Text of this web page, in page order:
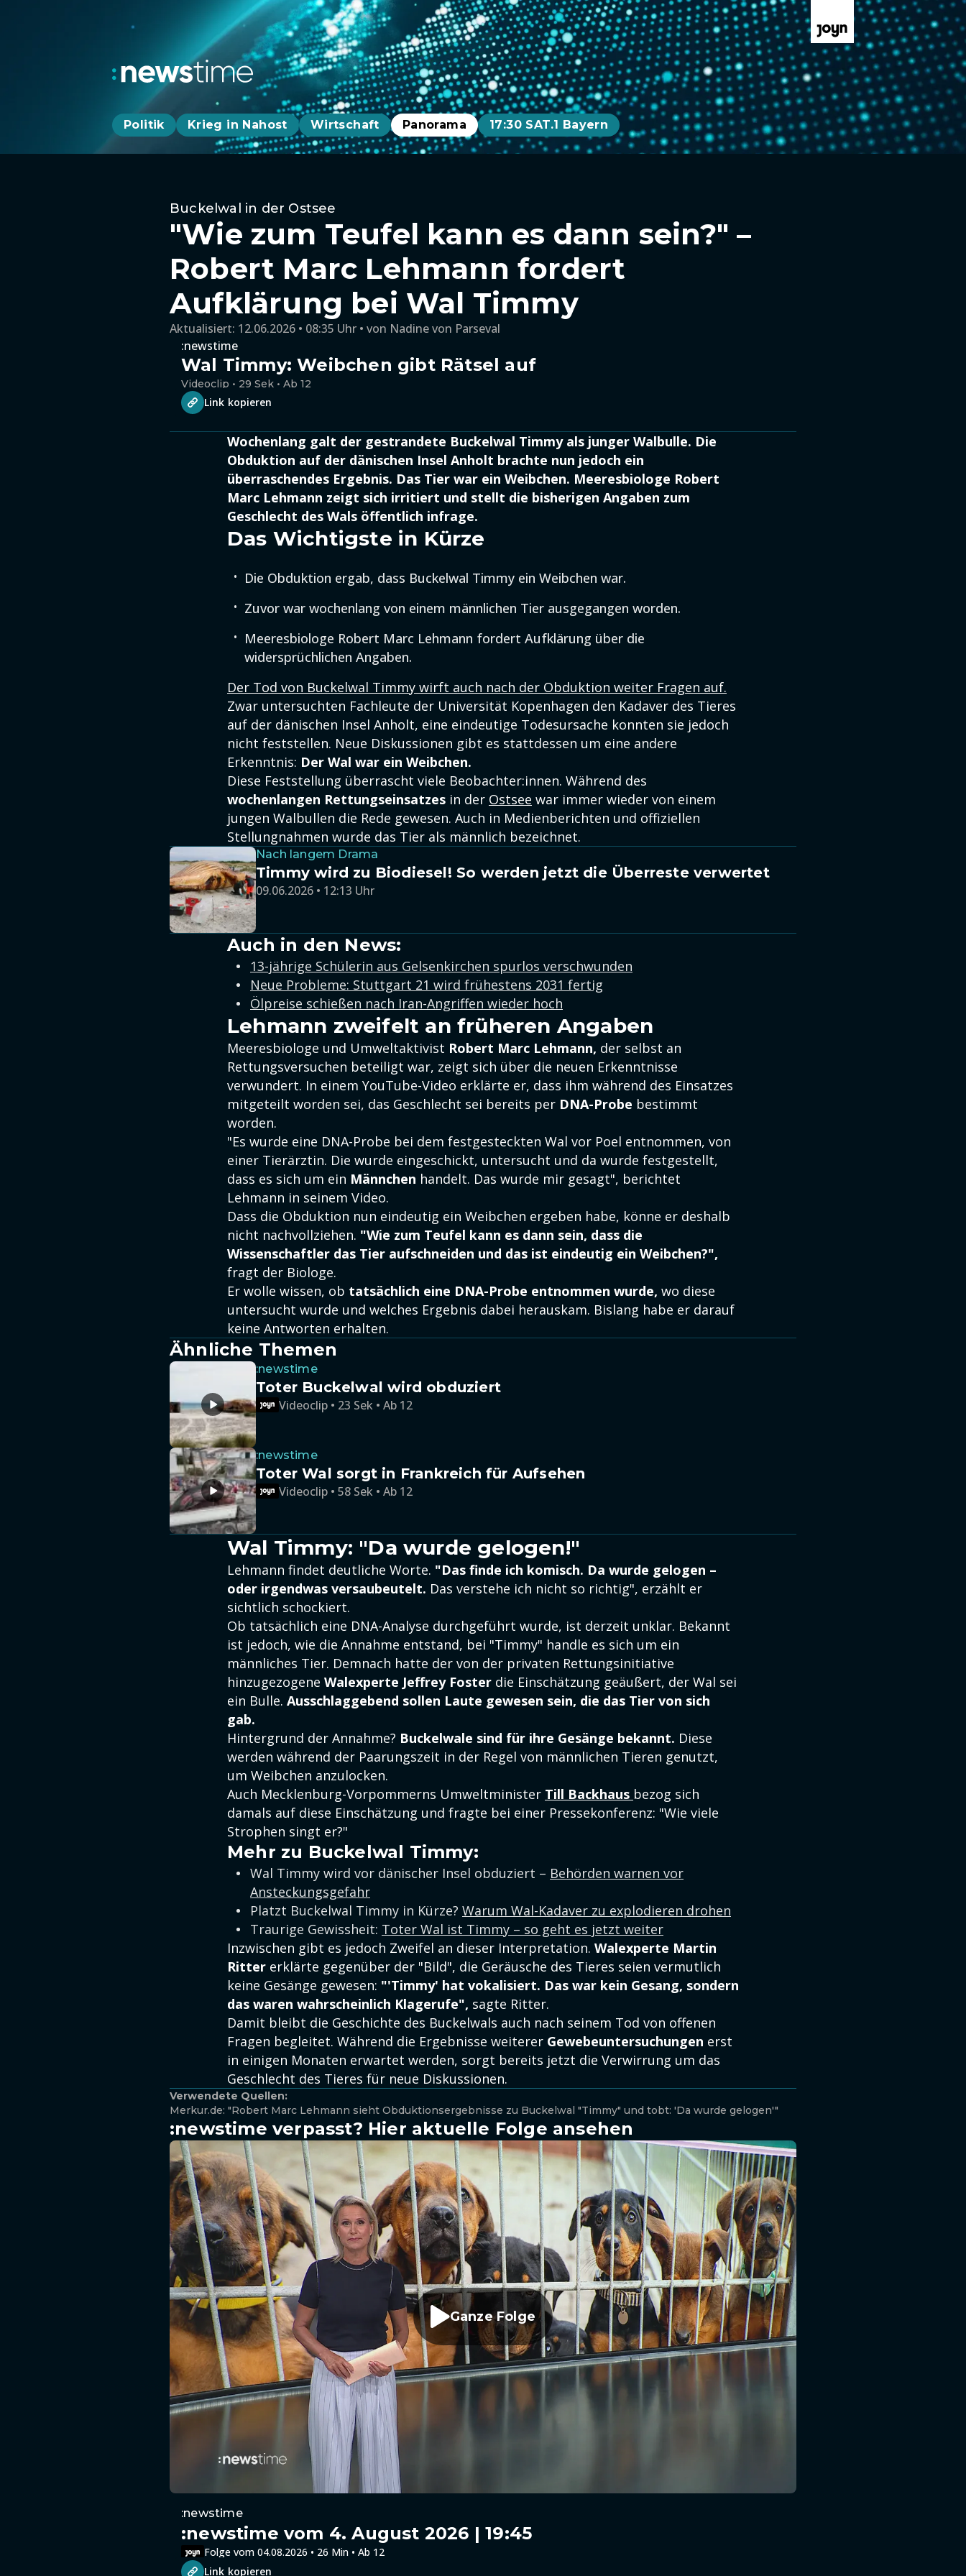
Politik Krieg in Nahost Wirtschaft Panorama 17:30 SAT.1 Bayern
Buckelwal in der Ostsee
"Wie zum Teufel kann es dann sein?" –
Robert Marc Lehmann fordert
Aufklärung bei Wal Timmy
Aktualisiert: 12.06.2026 • 08:35 Uhr von Nadine von Parseval
:newstime
Wal Timmy: Weibchen gibt Rätsel auf
Videoclip • 29 Sek • Ab 12
Link kopieren
Wochenlang galt der gestrandete Buckelwal Timmy als junger Walbulle. Die
Obduktion auf der dänischen Insel Anholt brachte nun jedoch ein
überraschendes Ergebnis. Das Tier war ein Weibchen. Meeresbiologe Robert
Marc Lehmann zeigt sich irritiert und stellt die bisherigen Angaben zum
Geschlecht des Wals öffentlich infrage.
Das Wichtigste in Kürze
Die Obduktion ergab, dass Buckelwal Timmy ein Weibchen war.
Zuvor war wochenlang von einem männlichen Tier ausgegangen worden.
Meeresbiologe Robert Marc Lehmann fordert Aufklärung über die
widersprüchlichen Angaben.
Der Tod von Buckelwal Timmy wirft auch nach der Obduktion weiter Fragen auf.
Zwar untersuchten Fachleute der Universität Kopenhagen den Kadaver des Tieres
auf der dänischen Insel Anholt, eine eindeutige Todesursache konnten sie jedoch
nicht feststellen. Neue Diskussionen gibt es stattdessen um eine andere
Erkenntnis: Der Wal war ein Weibchen.
Diese Feststellung überrascht viele Beobachter:innen. Während des
wochenlangen Rettungseinsatzes in der Ostsee war immer wieder von einem
jungen Walbullen die Rede gewesen. Auch in Medienberichten und offiziellen
Stellungnahmen wurde das Tier als männlich bezeichnet.
Nach langem Drama
Timmy wird zu Biodiesel! So werden jetzt die Überreste verwertet
09.06.2026 • 12:13 Uhr
Auch in den News:
13-jährige Schülerin aus Gelsenkirchen spurlos verschwunden
Neue Probleme: Stuttgart 21 wird frühestens 2031 fertig
Ölpreise schießen nach Iran-Angriffen wieder hoch
Lehmann zweifelt an früheren Angaben
Meeresbiologe und Umweltaktivist Robert Marc Lehmann, der selbst an
Rettungsversuchen beteiligt war, zeigt sich über die neuen Erkenntnisse
verwundert. In einem YouTube-Video erklärte er, dass ihm während des Einsatzes
mitgeteilt worden sei, das Geschlecht sei bereits per DNA-Probe bestimmt
worden.
"Es wurde eine DNA-Probe bei dem festgesteckten Wal vor Poel entnommen, von
einer Tierärztin. Die wurde eingeschickt, untersucht und da wurde festgestellt,
dass es sich um ein Männchen handelt. Das wurde mir gesagt", berichtet
Lehmann in seinem Video.
Dass die Obduktion nun eindeutig ein Weibchen ergeben habe, könne er deshalb
nicht nachvollziehen. "Wie zum Teufel kann es dann sein, dass die
Wissenschaftler das Tier aufschneiden und das ist eindeutig ein Weibchen?",
fragt der Biologe.
Er wolle wissen, ob tatsächlich eine DNA-Probe entnommen wurde, wo diese
untersucht wurde und welches Ergebnis dabei herauskam. Bislang habe er darauf
keine Antworten erhalten.
Ähnliche Themen
:newstime
Toter Buckelwal wird obduziert
Videoclip • 23 Sek • Ab 12
:newstime
Toter Wal sorgt in Frankreich für Aufsehen
Videoclip • 58 Sek • Ab 12
Wal Timmy: "Da wurde gelogen!"
Lehmann findet deutliche Worte. "Das finde ich komisch. Da wurde gelogen –
oder irgendwas versaubeutelt. Das verstehe ich nicht so richtig", erzählt er
sichtlich schockiert.
Ob tatsächlich eine DNA-Analyse durchgeführt wurde, ist derzeit unklar. Bekannt
ist jedoch, wie die Annahme entstand, bei "Timmy" handle es sich um ein
männliches Tier. Demnach hatte der von der privaten Rettungsinitiative
hinzugezogene Walexperte Jeffrey Foster die Einschätzung geäußert, der Wal sei
ein Bulle. Ausschlaggebend sollen Laute gewesen sein, die das Tier von sich
gab.
Hintergrund der Annahme? Buckelwale sind für ihre Gesänge bekannt. Diese
werden während der Paarungszeit in der Regel von männlichen Tieren genutzt,
um Weibchen anzulocken.
Auch Mecklenburg-Vorpommerns Umweltminister Till Backhaus bezog sich
damals auf diese Einschätzung und fragte bei einer Pressekonferenz: "Wie viele
Strophen singt er?"
Mehr zu Buckelwal Timmy:
Wal Timmy wird vor dänischer Insel obduziert – Behörden warnen vor
Ansteckungsgefahr
Platzt Buckelwal Timmy in Kürze? Warum Wal-Kadaver zu explodieren drohen
Traurige Gewissheit: Toter Wal ist Timmy – so geht es jetzt weiter
Inzwischen gibt es jedoch Zweifel an dieser Interpretation. Walexperte Martin
Ritter erklärte gegenüber der "Bild", die Geräusche des Tieres seien vermutlich
keine Gesänge gewesen: "'Timmy' hat vokalisiert. Das war kein Gesang, sondern
das waren wahrscheinlich Klagerufe", sagte Ritter.
Damit bleibt die Geschichte des Buckelwals auch nach seinem Tod von offenen
Fragen begleitet. Während die Ergebnisse weiterer Gewebeuntersuchungen erst
in einigen Monaten erwartet werden, sorgt bereits jetzt die Verwirrung um das
Geschlecht des Tieres für neue Diskussionen.
Verwendete Quellen:
Merkur.de: "Robert Marc Lehmann sieht Obduktionsergebnisse zu Buckelwal "Timmy" und tobt: 'Da wurde gelogen'"
:newstime verpasst? Hier aktuelle Folge ansehen
Ganze Folge
:newstime
:newstime vom 4. August 2026 | 19:45
Folge vom 04.08.2026 • 26 Min • Ab 12
Link kopieren